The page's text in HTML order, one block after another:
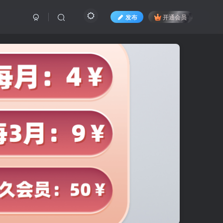
发布 开通会员